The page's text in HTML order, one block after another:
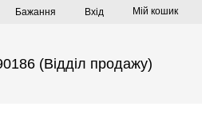
Бажання Вхід Мій кошик
(Відділ продажу)